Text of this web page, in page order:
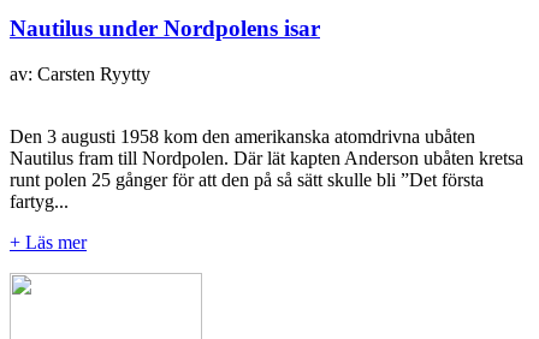
Nautilus under Nordpolens isar
av: Carsten Ryytty
Den 3 augusti 1958 kom den amerikanska atomdrivna ubåten
Nautilus fram till Nordpolen. Där lät kapten Anderson ubåten kretsa
runt polen 25 gånger för att den på så sätt skulle bli ”Det första
fartyg...
+ Läs mer